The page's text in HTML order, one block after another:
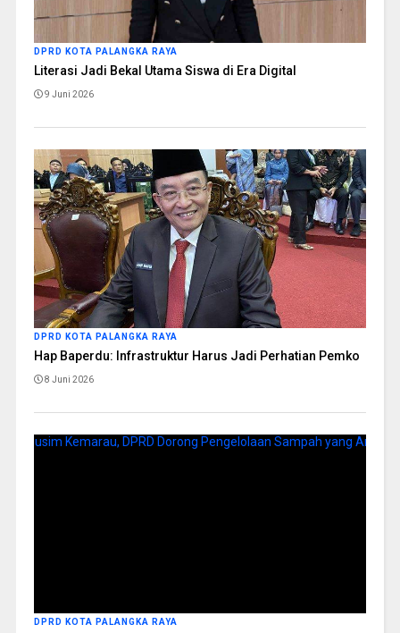
DPRD KOTA PALANGKA RAYA
Literasi Jadi Bekal Utama Siswa di Era Digital
9 Juni 2026
DPRD KOTA PALANGKA RAYA
Hap Baperdu: Infrastruktur Harus Jadi Perhatian Pemko
8 Juni 2026
DPRD KOTA PALANGKA RAYA